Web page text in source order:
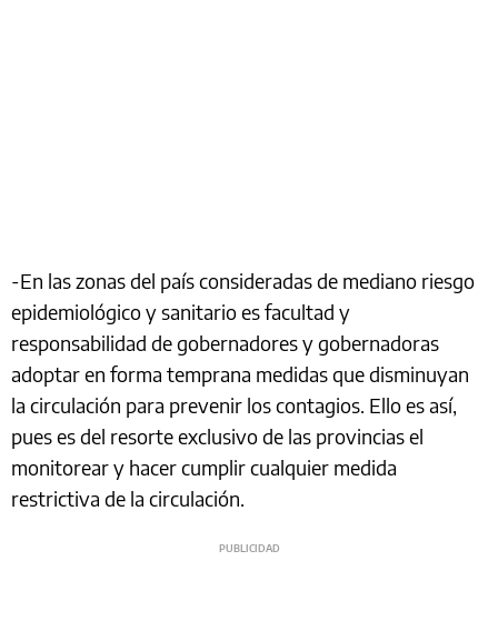
-En las zonas del país consideradas de mediano riesgo
epidemiológico y sanitario es facultad y
responsabilidad de gobernadores y gobernadoras
adoptar en forma temprana medidas que disminuyan
la circulación para prevenir los contagios. Ello es así,
pues es del resorte exclusivo de las provincias el
monitorear y hacer cumplir cualquier medida
restrictiva de la circulación.